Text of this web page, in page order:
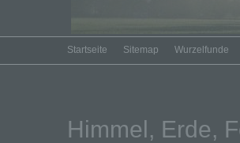
Startseite Sitemap Wurzelfunde
Himmel, Erde,